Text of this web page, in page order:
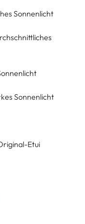
Sonnenlicht
Sonnenlicht
Etui